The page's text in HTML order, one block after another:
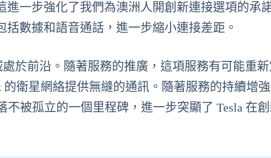
一步強化了我們為澳洲人開創新連接選項的承
數據和語音通話，進一步縮小連接差距。
於前沿。隨著服務的推廣，這項服務有可能重
衛星網絡提供無縫的通訊。隨著服務的持續增
被孤立的一個里程碑，進一步突顯了 Tesla 在